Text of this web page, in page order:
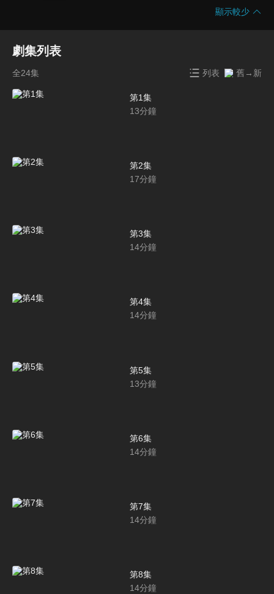
顯示較少
劇集列表
全24集 列表 舊→新
第1集
13分鐘
第2集
17分鐘
第3集
14分鐘
第4集
14分鐘
第5集
13分鐘
第6集
14分鐘
第7集
14分鐘
第8集
14分鐘